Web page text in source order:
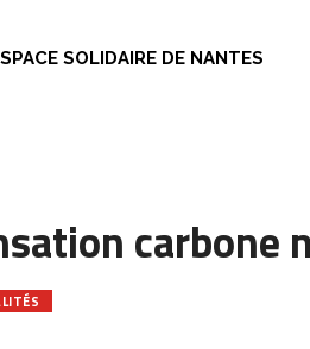
SOLIDAIRE DE NANTES
carbone